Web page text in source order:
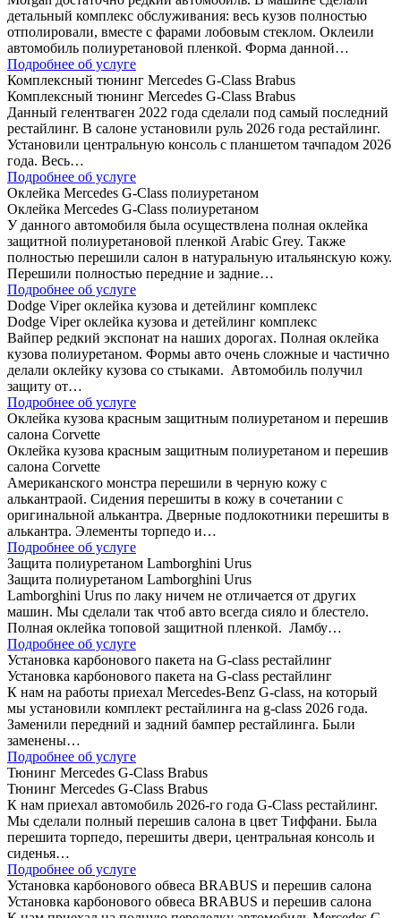
детальный комплекс обслуживания: весь кузов полностью
отполировали, вместе с фарами лобовым стеклом. Оклеили
автомобиль полиуретановой пленкой. Форма данной…
Подробнее об услуге
Комплексный тюнинг Mercedes G-Class Brabus
Комплексный тюнинг Mercedes G-Class Brabus
Данный гелентваген 2022 года сделали под самый последний
рестайлинг. В салоне установили руль 2026 года рестайлинг.
Установили центральную консоль с планшетом тачпадом 2026
года. Весь…
Подробнее об услуге
Оклейка Mercedes G-Class полиуретаном
Оклейка Mercedes G-Class полиуретаном
У данного автомобиля была осуществлена полная оклейка
защитной полиуретановой пленкой Arabic Grey. Также
полностью перешили салон в натуральную итальянскую кожу.
Перешили полностью передние и задние…
Подробнее об услуге
Dodge Viper оклейка кузова и детейлинг комплекс
Dodge Viper оклейка кузова и детейлинг комплекс
Вайпер редкий экспонат на наших дорогах. Полная оклейка
кузова полиуретаном. Формы авто очень сложные и частично
делали оклейку кузова со стыками. Автомобиль получил
защиту от…
Подробнее об услуге
Оклейка кузова красным защитным полиуретаном и перешив
салона Corvette
Оклейка кузова красным защитным полиуретаном и перешив
салона Corvette
Американского монстра перешили в черную кожу с
алькантраой. Сидения перешиты в кожу в сочетании с
оригинальной алькантра. Дверные подлокотники перешиты в
алькантра. Элементы торпедо и…
Подробнее об услуге
Защита полиуретаном Lamborghini Urus
Защита полиуретаном Lamborghini Urus
Lamborghini Urus по лаку ничем не отличается от других
машин. Мы сделали так чтоб авто всегда сияло и блестело.
Полная оклейка топовой защитной пленкой. Ламбу…
Подробнее об услуге
Установка карбонового пакета на G-class рестайлинг
Установка карбонового пакета на G-class рестайлинг
К нам на работы приехал Mercedes-Benz G-class, на который
мы установили комплект рестайлинга на g-class 2026 года.
Заменили передний и задний бампер рестайлинга. Были
заменены…
Подробнее об услуге
Тюнинг Mercedes G-Class Brabus
Тюнинг Mercedes G-Class Brabus
К нам приехал автомобиль 2026-го года G-Class рестайлинг.
Мы сделали полный перешив салона в цвет Тиффани. Была
перешита торпедо, перешиты двери, центральная консоль и
сиденья…
Подробнее об услуге
Установка карбонового обвеса BRABUS и перешив салона
Установка карбонового обвеса BRABUS и перешив салона